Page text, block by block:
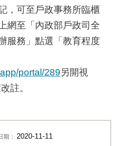
，可至戶政事務所臨櫃
網至「內政部戶政司全
服務」點選「教育程度
portal/289另開視
註。
期： 2020-11-11